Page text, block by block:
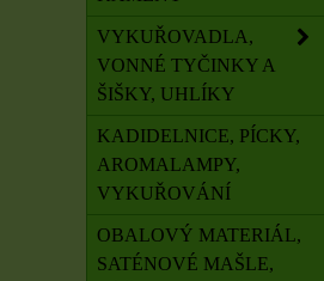
VYKUŘOVADLA,
VONNÉ TYČINKY A
ŠIŠKY, UHLÍKY
KADIDELNICE, PÍCKY,
AROMALAMPY,
VYKUŘOVÁNÍ
OBALOVÝ MATERIÁL,
SATÉNOVÉ MAŠLE,